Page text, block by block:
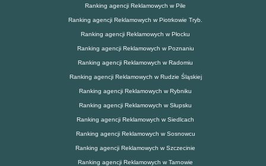
Ranking agencji Reklamowych w Pile
Ranking agencji Reklamowych w Piotrkowie Tryb.
Ranking agencji Reklamowych w Płocku
Ranking agencji Reklamowych w Poznaniu
Ranking agencji Reklamowych w Radomiu
Ranking agencji Reklamowych w Rudzie Śląskiej
Ranking agencji Reklamowych w Rybniku
Ranking agencji Reklamowych w Słupsku
Ranking agencji Reklamowych w Siedlcach
Ranking agencji Reklamowych w Sosnowcu
Ranking agencji Reklamowych w Szczecinie
Ranking agencji Reklamowych w Tarnowie